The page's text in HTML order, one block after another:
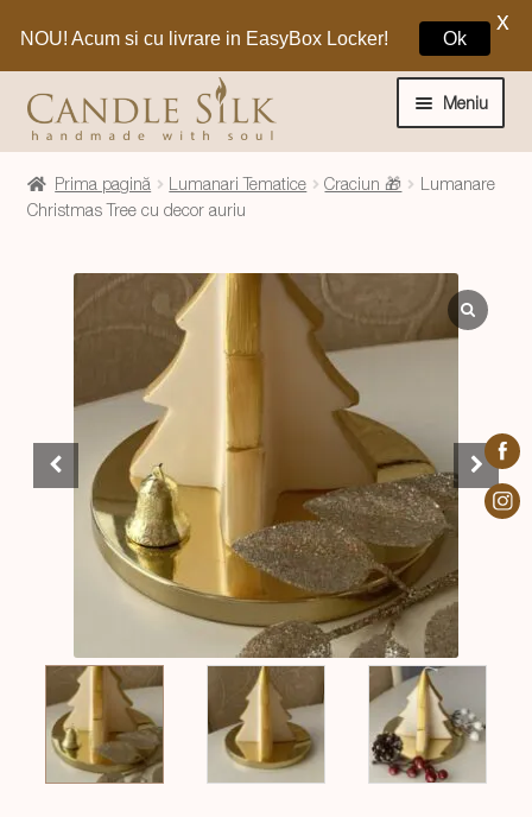
la
navigare
la
conținut
Meniu
Home
Lumanari si decoratiuni
Extinde
meniul
Despre CandleSilk
Prima pagină Lumanari Tematice Craciun 🎁
Lumanare
Christmas Tree cu decor auriu
NOU! Acum si cu livrare in EasyBox Locker! Ok
X